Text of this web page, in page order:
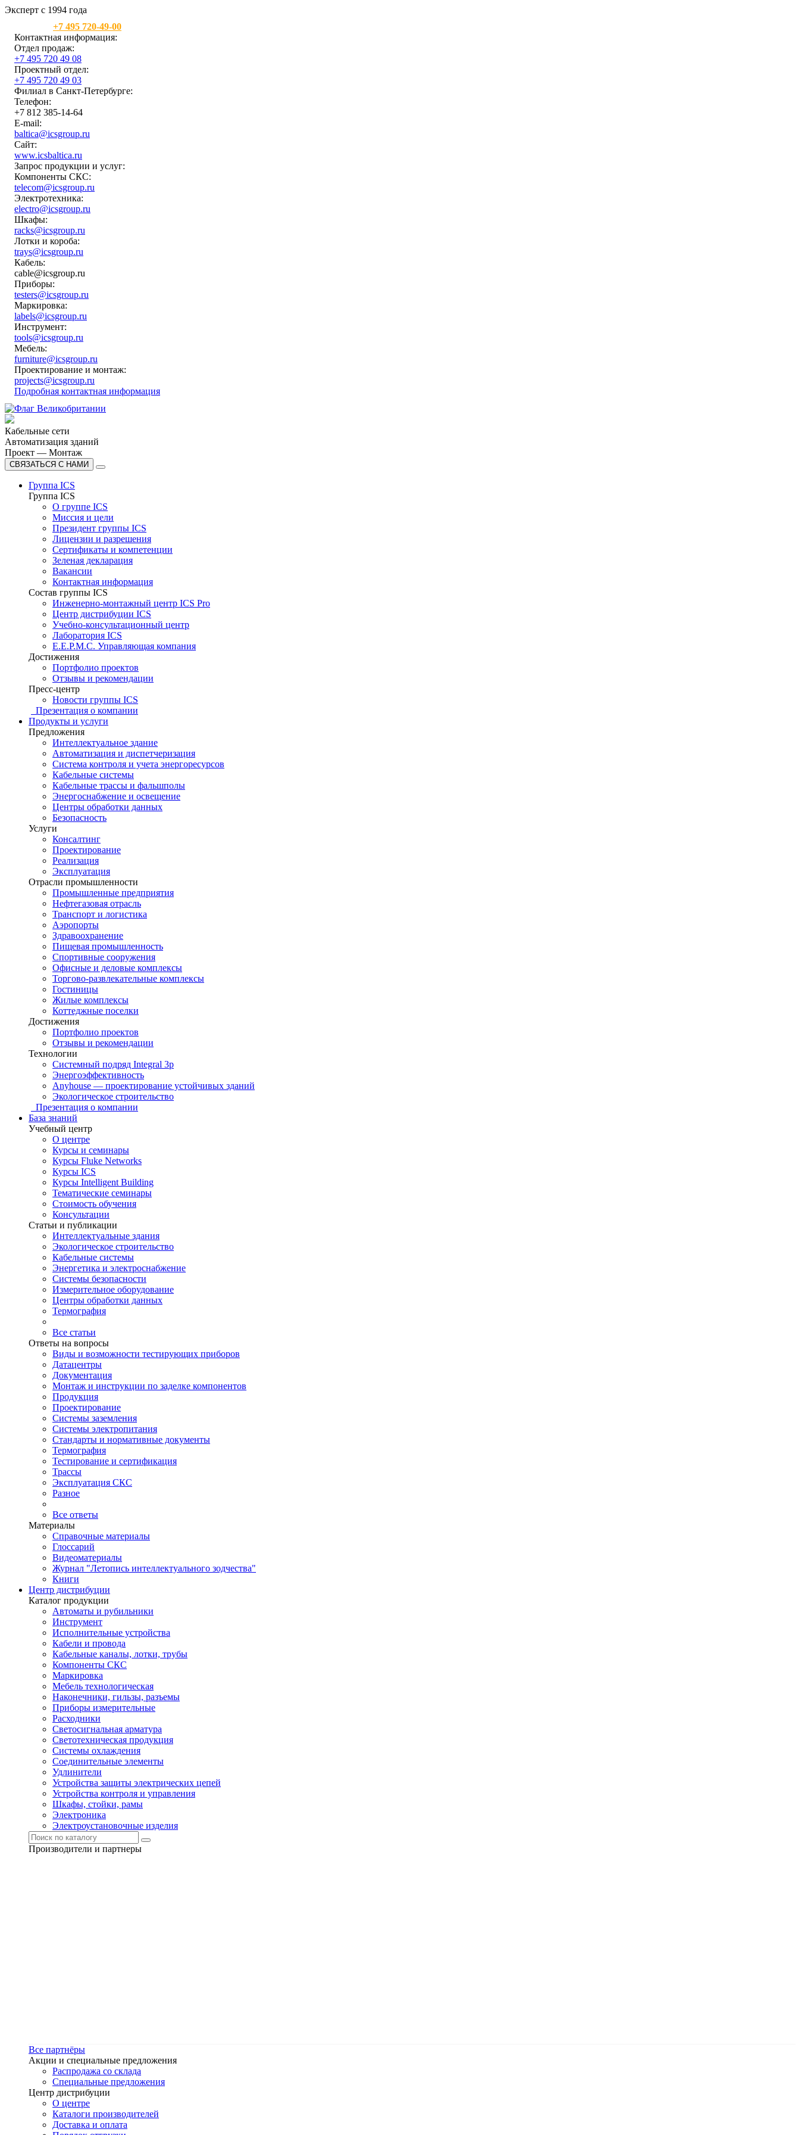
Эксперт с 1994 года
+7 495 720-49-00
Контактная информация:
Отдел продаж:
+7 495 720 49 08
Проектный отдел:
+7 495 720 49 03
Филиал в Санкт-Петербурге:
Телефон:
+7 812 385-14-64
E-mail:
baltica@icsgroup.ru
Сайт:
www.icsbaltica.ru
Запрос продукции и услуг:
Компоненты СКС:
telecom@icsgroup.ru
Электротехника:
electro@icsgroup.ru
Шкафы:
racks@icsgroup.ru
Лотки и короба:
trays@icsgroup.ru
Кабель:
cable@icsgroup.ru
Приборы:
testers@icsgroup.ru
Маркировка:
labels@icsgroup.ru
Инструмент:
tools@icsgroup.ru
Мебель:
furniture@icsgroup.ru
Проектирование и монтаж:
projects@icsgroup.ru
Подробная контактная информация
Кабельные сети
Автоматизация зданий
Проект — Монтаж
СВЯЗАТЬСЯ С НАМИ
Группа ICS
Группа ICS
О группе ICS
Миссия и цели
Президент группы ICS
Лицензии и разрешения
Сертификаты и компетенции
Зеленая декларация
Вакансии
Контактная информация
Состав группы ICS
Инженерно-монтажный центр ICS Pro
Центр дистрибуции ICS
Учебно-консультационный центр
Лаборатория ICS
E.E.P.M.C. Управляющая компания
Достижения
Портфолио проектов
Отзывы и рекомендации
Пресс-центр
Новости группы ICS
Презентация о компании
Продукты и услуги
Предложения
Интеллектуальное здание
Автоматизация и диспетчеризация
Система контроля и учета энергоресурсов
Кабельные системы
Кабельные трассы и фальшполы
Энергоснабжение и освещение
Центры обработки данных
Безопасность
Услуги
Консалтинг
Проектирование
Реализация
Эксплуатация
Отрасли промышленности
Промышленные предприятия
Нефтегазовая отрасль
Транспорт и логистика
Аэропорты
Здравоохранение
Пищевая промышленность
Спортивные сооружения
Офисные и деловые комплексы
Торгово-развлекательные комплексы
Гостиницы
Жилые комплексы
Коттеджные поселки
Достижения
Портфолио проектов
Отзывы и рекомендации
Технологии
Системный подряд Integral 3p
Энергоэффективность
Anyhouse — проектирование устойчивых зданий
Экологическое строительство
Презентация о компании
База знаний
Учебный центр
О центре
Курсы и семинары
Курсы Fluke Networks
Курсы ICS
Курсы Intelligent Building
Тематические семинары
Стоимость обучения
Консультации
Статьи и публикации
Интеллектуальные здания
Экологическое строительство
Кабельные системы
Энергетика и электроснабжение
Системы безопасности
Измерительное оборудование
Центры обработки данных
Термография
Все статьи
Ответы на вопросы
Виды и возможности тестирующих приборов
Датацентры
Документация
Монтаж и инструкции по заделке компонентов
Продукция
Проектирование
Системы заземления
Системы электропитания
Стандарты и нормативные документы
Термография
Тестирование и сертификация
Трассы
Эксплуатация СКС
Разное
Все ответы
Материалы
Справочные материалы
Глоссарий
Видеоматериалы
Журнал "Летопись интеллектуального зодчества"
Книги
Центр дистрибуции
Каталог продукции
Автоматы и рубильники
Инструмент
Исполнительные устройства
Кабели и провода
Кабельные каналы, лотки, трубы
Компоненты СКС
Маркировка
Мебель технологическая
Наконечники, гильзы, разъемы
Приборы измерительные
Расходники
Светосигнальная арматура
Светотехническая продукция
Системы охлаждения
Соединительные элементы
Удлинители
Устройства защиты электрических цепей
Устройства контроля и управления
Шкафы, стойки, рамы
Электроника
Электроустановочные изделия
Производители и партнеры
Все партнёры
Акции и специальные предложения
Распродажа со склада
Специальные предложения
Центр дистрибуции
О центре
Каталоги производителей
Доставка и оплата